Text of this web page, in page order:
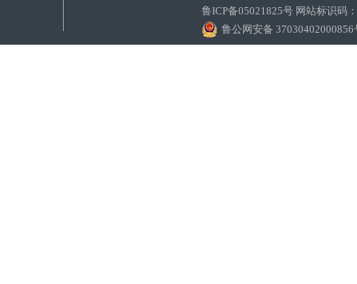
鲁ICP备05021825号 网站标识码
鲁公网安备 37030402000856